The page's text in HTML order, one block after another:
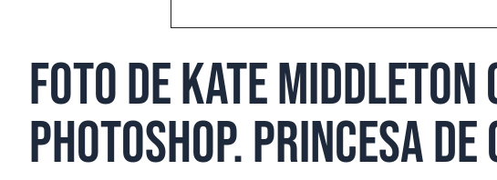
Foto de Kate
Photoshop. Princesa